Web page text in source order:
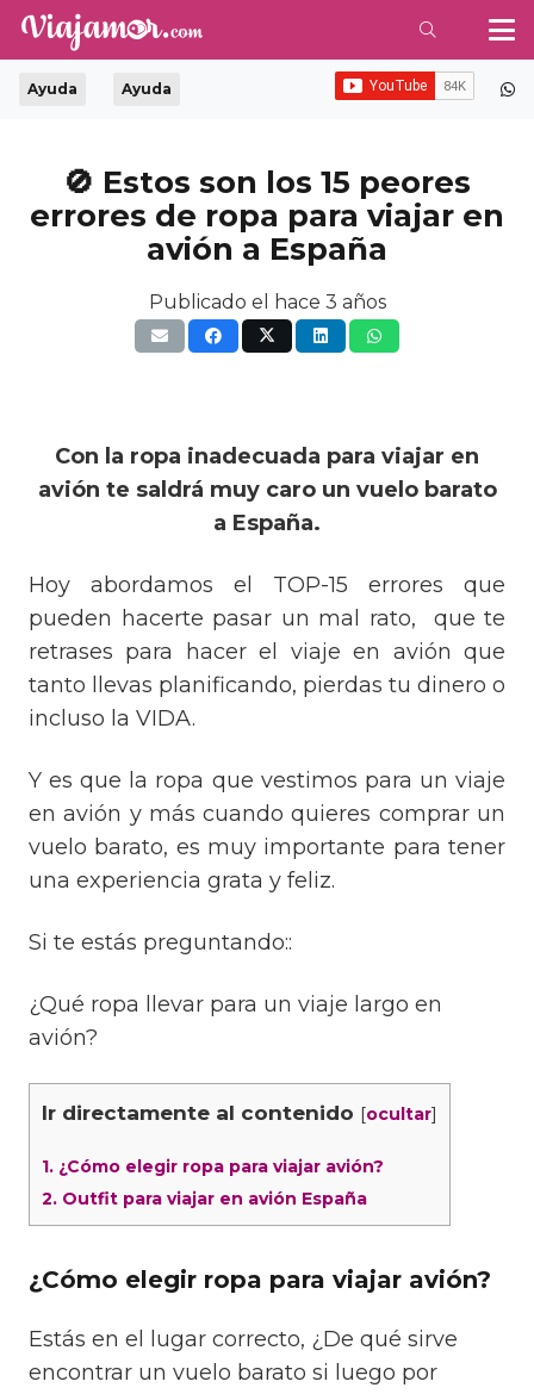
Ayuda Ayuda
🚫 Estos son los 15 peores
errores de ropa para viajar en
avión a España
Publicado el hace 3 años
Con la ropa inadecuada para viajar en
avión te saldrá muy caro un vuelo barato
a España.
Hoy abordamos el TOP-15 errores que
pueden hacerte pasar un mal rato, que te
retrases para hacer el viaje en avión que
tanto llevas planificando, pierdas tu dinero o
incluso la VIDA.
Y es que la ropa que vestimos para un viaje
en avión y más cuando quieres comprar un
vuelo barato, es muy importante para tener
una experiencia grata y feliz.
Si te estás preguntando::
¿Qué ropa llevar para un viaje largo en
avión?
Ir directamente al contenido [ocultar]
1. ¿Cómo elegir ropa para viajar avión?
2. Outfit para viajar en avión España
¿Cómo elegir ropa para viajar avión?
Estás en el lugar correcto, ¿De qué sirve
encontrar un vuelo barato si luego por